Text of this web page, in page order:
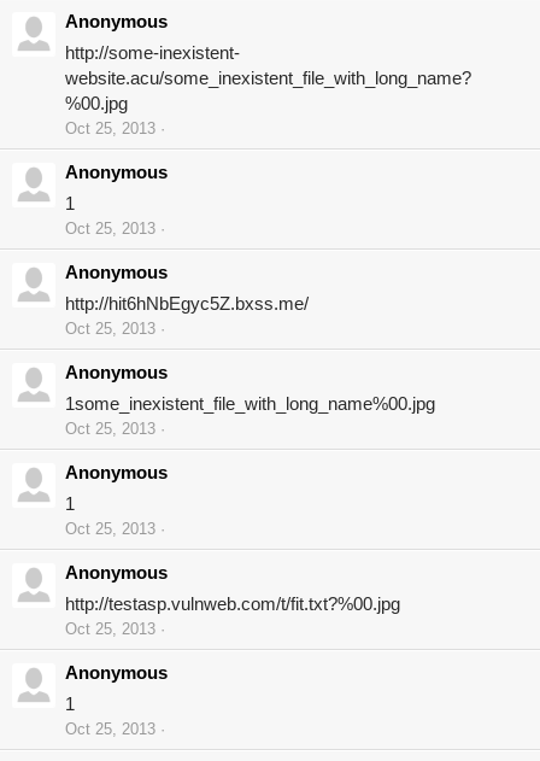
Anonymous
http://some-inexistent-
website.acu/some_inexistent_file_with_long_name?
%00.jpg
Oct 25, 2013
Anonymous
1
Oct 25, 2013
Anonymous
http://hit6hNbEgyc5Z.bxss.me/
Oct 25, 2013
Anonymous
1some_inexistent_file_with_long_name%00.jpg
Oct 25, 2013
Anonymous
1
Oct 25, 2013
Anonymous
http://testasp.vulnweb.com/t/fit.txt?%00.jpg
Oct 25, 2013
Anonymous
1
Oct 25, 2013